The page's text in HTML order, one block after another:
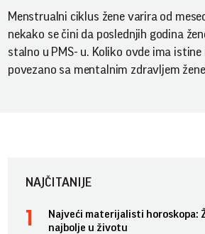
Menstrualni ciklus žene varira od
nekako se čini da poslednjih godina
stalno u PMS- u. Koliko ovde ima
povezano sa mentalnim zdravljem
NAJČITANIJE
Najveći materijalisti horoskopa:
najbolje u životu